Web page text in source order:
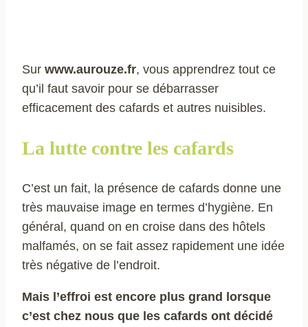
Sur www.aurouze.fr, vous apprendrez tout ce
qu’il faut savoir pour se débarrasser
efficacement des cafards et autres nuisibles.
La lutte contre les cafards
C’est un fait, la présence de cafards donne une
très mauvaise image en termes d’hygiène. En
général, quand on en croise dans des hôtels
malfamés, on se fait assez rapidement une idée
très négative de l’endroit.
Mais l’effroi est encore plus grand lorsque
c’est chez nous que les cafards ont décidé